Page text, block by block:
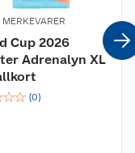
Cup 2026
Adrenalyn XL
☆☆ (0)